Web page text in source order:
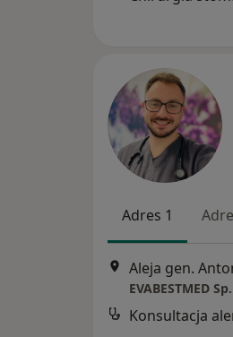
Adres 1
EVABESTMED
Konsultacja